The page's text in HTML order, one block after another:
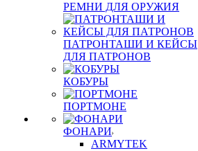
РЕМНИ ДЛЯ ОРУЖИЯ
ПАТРОНТАШИ И КЕЙСЫ
ДЛЯ ПАТРОНОВ
КОБУРЫ
ПОРТМОНЕ
ФОНАРИ
ARMYTEK